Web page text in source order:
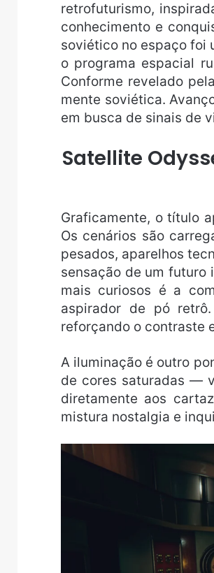
retrofuturismo,
conhecimento e
soviético no espaço foi
o programa espacial
Conforme revelado
mente soviética.
em busca de sinais de
Satellite
Graficamente, o título
Os cenários são
pesados, aparelhos
sensação de um futuro
mais curiosos é a
aspirador de pó
reforçando o contraste
A iluminação é outro
de cores saturadas —
diretamente aos
mistura nostalgia e